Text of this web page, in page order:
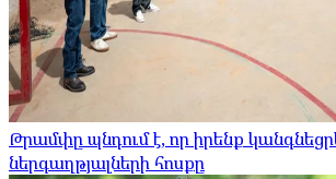
Թրամփը պնդում է, որ իրենք
ներգաղթյալների հոսքը